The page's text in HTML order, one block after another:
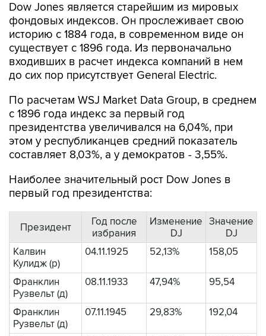
Dow Jones является старейшим из мировых
фондовых индексов. Он прослеживает свою
историю с 1884 года, в современном виде он
существует с 1896 года. Из первоначально
входивших в расчет индекса компаний в нем
до сих пор присутствует General Electric.
По расчетам WSJ Market Data Group, в среднем
с 1896 года индекс за первый год
президентства увеличивался на 6,04%, при
этом у республиканцев средний показатель
составляет 8,03%, а у демократов - 3,55%.
Наиболее значительный рост Dow Jones в
первый год президентства:
Президент
Год после
избрания
Изменение
DJ
Значение
DJ
Калвин
Кулидж (р)
04.11.1925 52,13% 158,05
Франклин
Рузвельт (д)
08.11.1933 47,94% 95,54
Франклин
Рузвельт (д)
07.11.1945 29,83% 192,04